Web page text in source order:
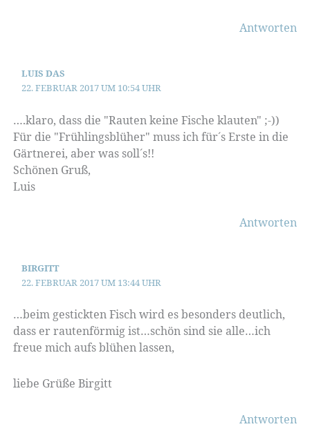
Antworten
LUIS DAS
22. FEBRUAR 2017 UM 10:54 UHR
….klaro, dass die "Rauten keine Fische klauten" ;-))
Für die "Frühlingsblüher" muss ich für´s Erste in die
Gärtnerei, aber was soll´s!!
Schönen Gruß,
Luis
Antworten
BIRGITT
22. FEBRUAR 2017 UM 13:44 UHR
…beim gestickten Fisch wird es besonders deutlich,
dass er rautenförmig ist…schön sind sie alle…ich
freue mich aufs blühen lassen,
liebe Grüße Birgitt
Antworten